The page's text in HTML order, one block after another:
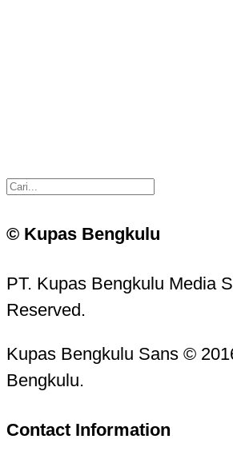
© Kupas Bengkulu
PT. Kupas Bengkulu Media
Reserved.
Kupas Bengkulu Sans ©
Bengkulu.
Contact Information